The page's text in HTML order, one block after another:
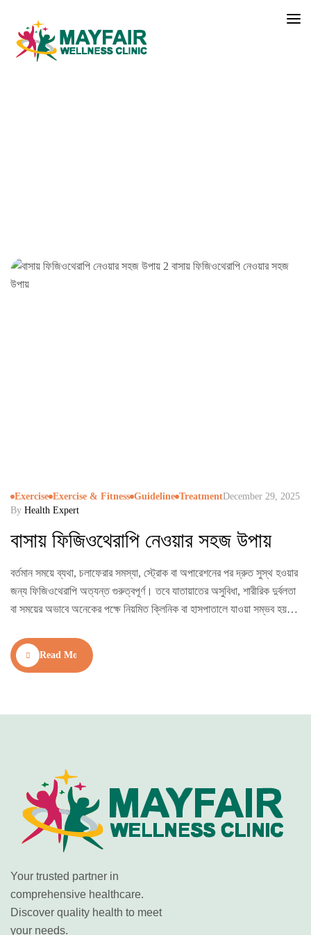
Exercise Exercise & Fitness Guideline TreatmentDecember 29, 2025
By Health Expert
বাসায় ফিজিওথেরাপি নেওয়ার সহজ উপায়
বর্তমান সময়ে ব্যথা, চলাফেরার সমস্যা, স্ট্রোক বা অপারেশনের পর দ্রুত সুস্থ হওয়ার
জন্য ফিজিওথেরাপি অত্যন্ত গুরুত্বপূর্ণ। তবে যাতায়াতের অসুবিধা, শারীরিক দুর্বলতা
বা সময়ের অভাবে অনেকের পক্ষে নিয়মিত ক্লিনিক বা হাসপাতালে যাওয়া সম্ভব হয়
বাসায় ফিজিওথেরাপি নেওয়া হতে পারে একটি নিরাপদ ও কার্যকর সমাধান। এই
ব্লগে…
Read More
Your trusted partner in
comprehensive healthcare.
Discover quality health to meet
your needs.